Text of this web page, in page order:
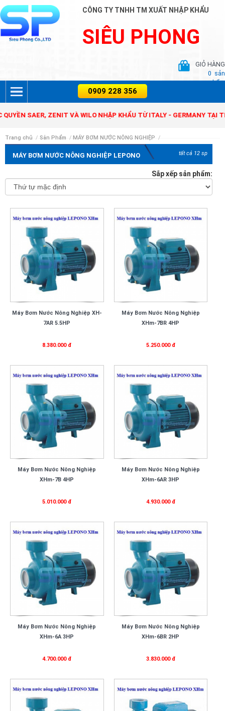
CÔNG TY TNHH TM XUẤT NHẬP KHẨU
SIÊU PHONG
GIỎ HÀNG
0 sản
phẩm
SAER, ZENIT VÀ WILO NHẬP KHẨU TỪ ITALY - GERMANY TẠI THỊ
Trang chủ / Sản Phẩm / MÁY BƠM NƯỚC NÔNG NGHIỆP /
MÁY BƠM NƯỚC NÔNG NGHIỆP LEPONO tất cả 12 sp
Sắp xếp sản phẩm:
Máy Bơm Nước Nông Nghiệp XH-
7AR 5.5HP
8.380.000 đ
Máy Bơm Nước Nông Nghiệp
XHm-7BR 4HP
5.250.000 đ
Máy Bơm Nước Nông Nghiệp
XHm-7B 4HP
5.010.000 đ
Máy Bơm Nước Nông Nghiệp
XHm-6AR 3HP
4.930.000 đ
Máy Bơm Nước Nông Nghiệp
XHm-6A 3HP
4.700.000 đ
Máy Bơm Nước Nông Nghiệp
XHm-6BR 2HP
3.830.000 đ